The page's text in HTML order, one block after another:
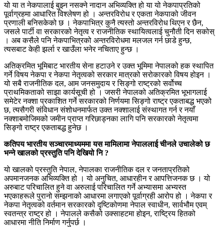
यो या त नेकपालाई बुझ्न नसक्ने नादान अभिव्यक्ति हो या यो नेकपाप्रतिको
पूर्वाग्रहमा आधारित विश्लेषण हो । अन्तरविरोध र एकता नेकपाको जीवन
प्रणाली बनिसकेको छ । नेकपाभित्र कुनै त्यस्तो अन्तरविरोध थिएन र छैन,
जसले पार्टी वा सरकारको नेतृत्व र राजनीतिक स्थायित्वलाई चुनौती दिन सकोस्
। अब कसैले पनि नेकपाभित्रको अन्तरविरोधमा मलजल गर्न छाडे हुन्छ,
त्यसबाट केही झर्ला र खाउँला भनेर नचिताए हुन्छ ।
अतिक्रमित भूमिबाट भारतीय सेना हटाउने र उक्त भूमिमा नेपालको हक स्थापित
गर्ने विषय नेकपा र नेकपा नेतृत्वको सरकार मात्रको सरोकारको विषय होइन ।
यो सबै राजनीतिक दल, आम जनसमुदाय र सिङ्गो राष्ट्रको सर्वोच्च
प्राथमिकताको साझा कार्यसूची हो । जसरी नेपालको अतिक्रमित भूभागलाई
समेटेर नक्शा प्रकाशित गर्ने सरकारको निर्णयमा सिङ्गो राष्ट्र एकताबद्ध भएको
छ, त्यसैगरी संविधान संशोधनमार्फत उक्त नक्शालाई संस्थागत गर्न र नयाँ
नक्शाबमोजिमको जमीन प्राप्त गरिछाड्नका लागि पनि सरकारको नेतृत्वमा
सिङ्गो राष्ट्र एकताबद्ध हुनेछ ।
कतिपय भारतीय सञ्चारमाध्यममा यस मामिलामा नेपाललाई चीनले उचालेको छ
भन्ने खालको प्रस्तुति पनि देखियो नि ?
यो खालको प्रस्तुति नेपाल, नेपालका राजनीतिक दल र जनताप्रतिको
अपमानजनक अभिव्यक्ति हो । यो अनुचित, आधारहीन र आपत्तिजनक छ । यो
अरुबाट परिचालित हुने वा अरुलाई परिचालित गर्ने अभ्यासमा अभ्यस्त
भएकाहरूले पुरानो सम्झनाको आधारमा लगाएको पूर्वाग्रही आरोप हो । नेकपा र
नेकपा नेतृत्वको वर्तमान सरकारको दृष्टिकोणमा नेपाल स्वाधीन, सार्वभौम एवम्
स्वतन्त्र राष्ट्र हो । नेपालले कसैको उक्साहटमा होइन, राष्ट्रिय हितको
आधारमा नीति निर्माण गर्नुपर्छ ।